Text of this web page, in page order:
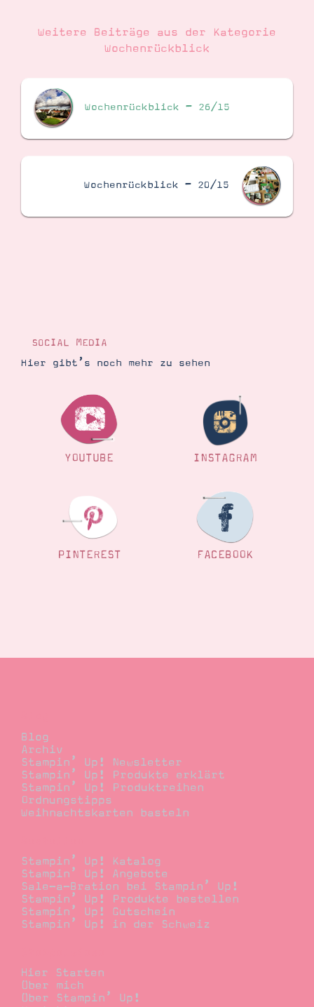
Weitere Beiträge aus der Kategorie
Wochenrückblick
Wochenrückblick – 26/15
Wochenrückblick – 20/15
SOCIAL MEDIA
Hier gibt’s noch mehr zu sehen
YOUTUBE INSTAGRAM
PINTEREST FACEBOOK
Blog
Archiv
Stampin’ Up! Newsletter
Stampin’ Up! Produkte erklärt
Stampin’ Up! Produktreihen
Ordnungstipps
Weihnachtskarten basteln
Stampin’ Up! Katalog
Stampin’ Up! Angebote
Sale-a-Bration bei Stampin’ Up!
Stampin’ Up! Produkte bestellen
Stampin’ Up! Gutschein
Stampin’ Up! in der Schweiz
Hier Starten
Über mich
Über Stampin’ Up!